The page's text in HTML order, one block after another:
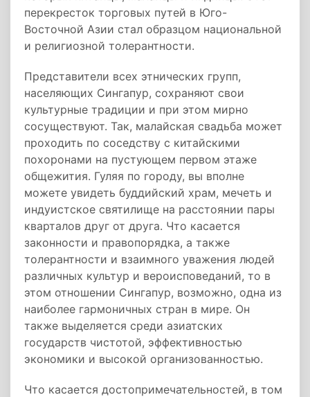
перекресток торговых путей в Юго-
Восточной Азии стал образцом национальной
и религиозной толерантности.
Представители всех этнических групп,
населяющих Сингапур, сохраняют свои
культурные традиции и при этом мирно
сосуществуют. Так, малайская свадьба может
проходить по соседству с китайскими
похоронами на пустующем первом этаже
общежития. Гуляя по городу, вы вполне
можете увидеть буддийский храм, мечеть и
индуистское святилище на расстоянии пары
кварталов друг от друга. Что касается
законности и правопорядка, а также
толерантности и взаимного уважения людей
различных культур и вероисповеданий, то в
этом отношении Сингапур, возможно, одна из
наиболее гармоничных стран в мире. Он
также выделяется среди азиатских
государств чистотой, эффективностью
экономики и высокой организованностью.
Что касается достопримечательностей, в том